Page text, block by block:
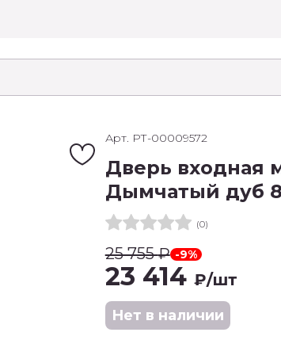
Арт. РТ-00009572
Дверь входная
Дымчатый дуб
(0)
25 755₽ -9%
23 414 ₽/шт
Нет в наличии